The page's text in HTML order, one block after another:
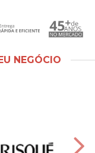
NEGÓCIO